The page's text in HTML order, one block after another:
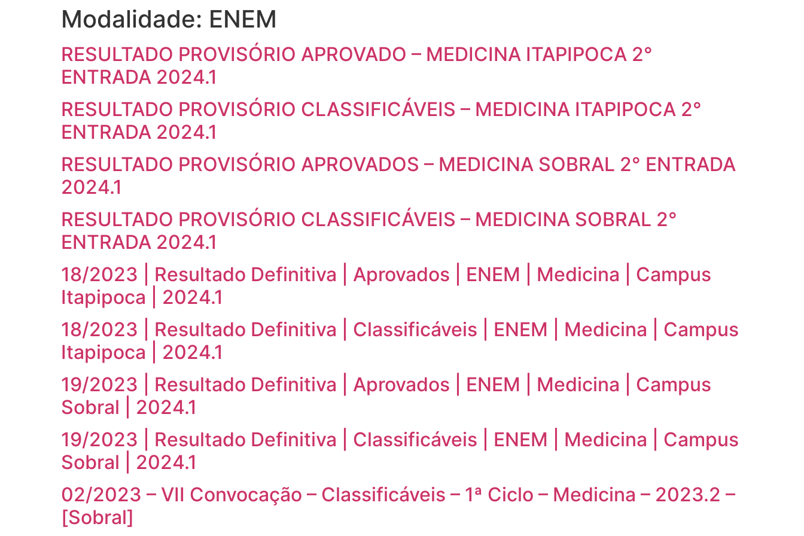
Modalidade: ENEM
RESULTADO PROVISÓRIO APROVADO – MEDICINA ITAPIPOCA 2°
ENTRADA 2024.1
RESULTADO PROVISÓRIO CLASSIFICÁVEIS – MEDICINA ITAPIPOCA 2°
ENTRADA 2024.1
RESULTADO PROVISÓRIO APROVADOS – MEDICINA SOBRAL 2° ENTRADA
2024.1
RESULTADO PROVISÓRIO CLASSIFICÁVEIS – MEDICINA SOBRAL 2°
ENTRADA 2024.1
18/2023 | Resultado Definitiva | Aprovados | ENEM | Medicina | Campus
Itapipoca | 2024.1
18/2023 | Resultado Definitiva | Classificáveis | ENEM | Medicina | Campus
Itapipoca | 2024.1
19/2023 | Resultado Definitiva | Aprovados | ENEM | Medicina | Campus
Sobral | 2024.1
19/2023 | Resultado Definitiva | Classificáveis | ENEM | Medicina | Campus
Sobral | 2024.1
02/2023 – VII Convocação – Classificáveis – 1ª Ciclo – Medicina – 2023.2 –
[Sobral]